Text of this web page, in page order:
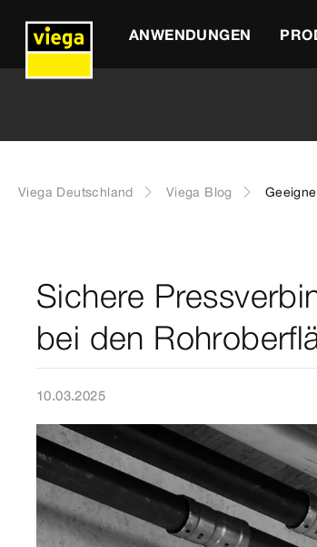
ANWENDUNGEN
Viega Deutschland Viega Blog
Sichere
bei den
10.03.2025